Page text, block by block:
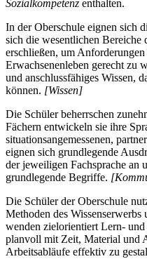
Sozialkompetenz enthalten.
In der Oberschule eignen sich
sich die wesentlichen
erschließen, um
Erwachsenenleben gerecht zu
und anschlussfähiges Wissen,
können. [Wissen]
Die Schüler beherrschen
Fächern entwickeln sie ihre
situationsangemessenen,
eignen sich grundlegende
der jeweiligen Fachsprache an
grundlegende Begriffe.
Die Schüler der Oberschule
Methoden des
wenden zielorientiert Lern-
planvoll mit Zeit, Material und
Arbeitsabläufe effektiv zu